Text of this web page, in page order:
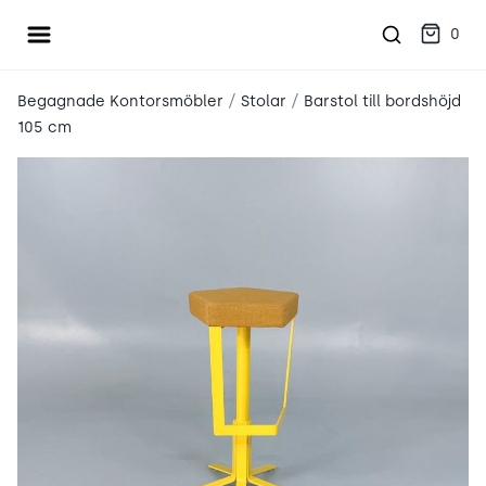
Öppna meny 0
Begagnade Kontorsmöbler / Stolar / Barstol till bordshöjd
105 cm